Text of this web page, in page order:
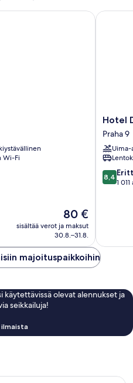
Wi-Fi
Hinta
on
80 €
80 €
sisältää verot ja maksut
30.8.–31.8.
Hotel
Duo
&
Praha
9
Hotel
Praha 9
Uima-
8.4
kautta
8,4
1
Hotel
majoituspaikkoihin
käytettävissä olevat alennukset ja
seikkailuja!
ilmaista